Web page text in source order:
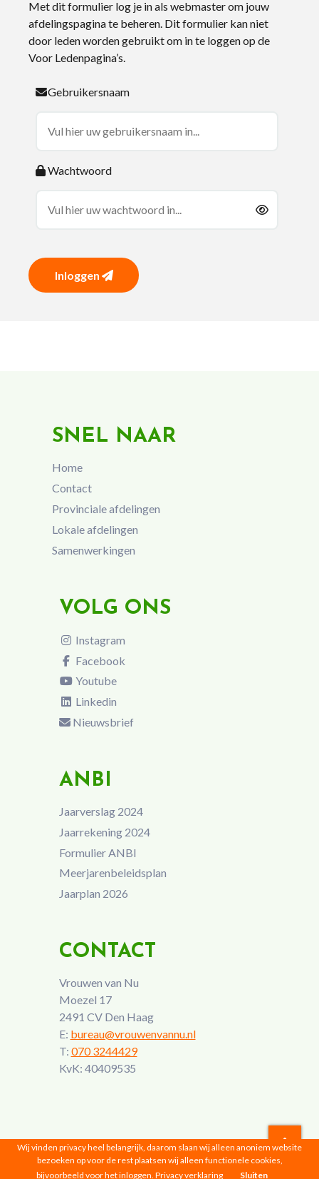
Met dit formulier log je in als webmaster om jouw
afdelingspagina te beheren. Dit formulier kan niet
door leden worden gebruikt om in te loggen op de
Voor Ledenpagina’s.
Gebruikersnaam
Wachtwoord
Inloggen
SNEL NAAR
Home
Contact
Provinciale afdelingen
Lokale afdelingen
Samenwerkingen
VOLG ONS
Instagram
Facebook
Youtube
Linkedin
Nieuwsbrief
ANBI
Jaarverslag 2024
Jaarrekening 2024
Formulier ANBI
Meerjarenbeleidsplan
Jaarplan 2026
CONTACT
Vrouwen van Nu
Moezel 17
2491 CV Den Haag
E: bureau@vrouwenvannu.nl
T: 070 3244429
KvK: 40409535
Vrouwen van Nu © 2026 |Privacyverklaring
Wij vinden privacy heel belangrijk, daarom slaan wij alleen anoniem website
bezoeken op voor de rest plaatsen wij alleen functionele cookies,
bijvoorbeeld voor het inloggen. Privacy verklaring Sluiten